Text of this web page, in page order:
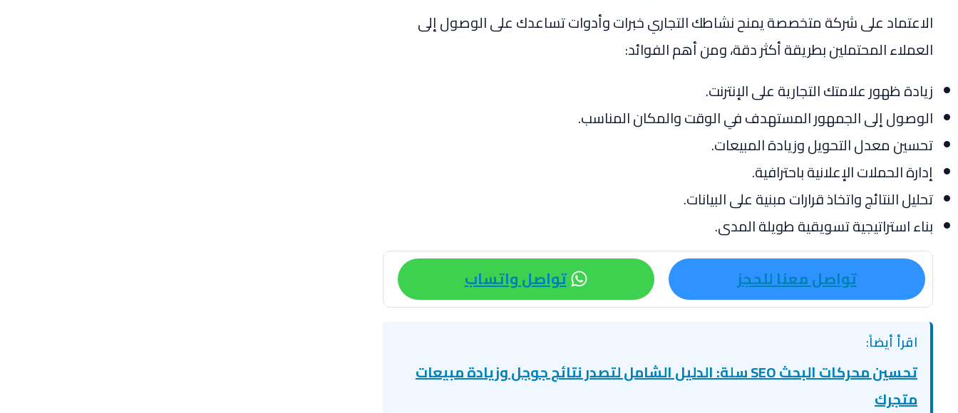
الاعتماد على شركة متخصصة يمنح نشاطك التجاري خبرات وأدوات تساعدك على الوصول إلى
العملاء المحتملين بطريقة أكثر دقة، ومن أهم الفوائد:
زيادة ظهور علامتك التجارية على الإنترنت.
الوصول إلى الجمهور المستهدف في الوقت والمكان المناسب.
تحسين معدل التحويل وزيادة المبيعات.
إدارة الحملات الإعلانية باحترافية.
تحليل النتائج واتخاذ قرارات مبنية على البيانات.
بناء استراتيجية تسويقية طويلة المدى.
تواصل معنا للحجز تواصل واتساب
اقرأ أيضاً:
تحسين محركات البحث SEO سلة: الدليل الشامل لتصدر نتائج جوجل وزيادة مبيعات
متجرك